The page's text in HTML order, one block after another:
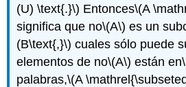
(U) \text{.}\) Entonces\(A
significa que no\(A\) es un
(B\text{,}\) cuales sólo puede
elementos de no\(A\) están en
palabras,\(A